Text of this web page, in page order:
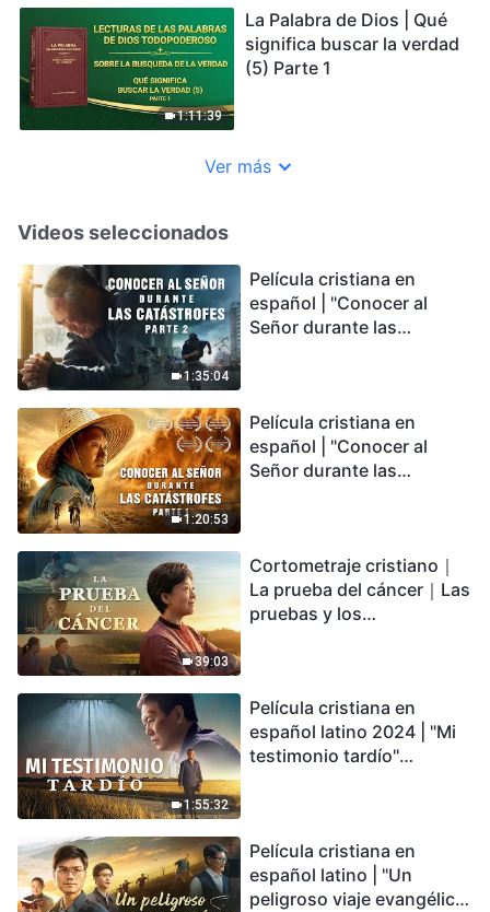
1:11:39
La Palabra de Dios | Qué
significa buscar la verdad
(5) Parte 1
Ver más
Videos seleccionados
1:35:04
Película cristiana en
español | "Conocer al
Señor durante las
podemos sobrevivir?
1:20:53
Película cristiana en
español | "Conocer al
Señor durante las
encontrarás refugio?
39:03
Cortometraje cristiano｜
La prueba del cáncer｜Las
pruebas y los
1:55:32
Película cristiana en
español latino 2024 | "Mi
testimonio tardío"
conmovedor
Película cristiana en
español latino | "Un
peligroso viaje evangélico"